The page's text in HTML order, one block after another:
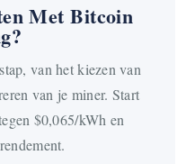
Met Bitcoin
van het kiezen van
van je miner. Start
$0,065/kWh en